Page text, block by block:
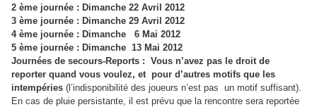
2 ème journée : Dimanche 22 Avril 2012
3 ème journée : Dimanche 29 Avril 2012
4 ème journée : Dimanche 6 Mai 2012
5 ème journée : Dimanche 13 Mai 2012
Journées de secours-Reports : Vous n’avez pas le droit de
reporter quand vous voulez, et pour d’autres motifs que les
intempéries (l’indisponibilité des joueurs n’est pas un motif suffisant).
En cas de pluie persistante, il est prévu que la rencontre sera reportée